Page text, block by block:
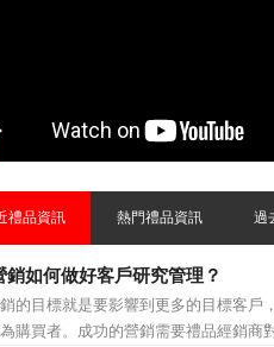
禮品資訊 熱門禮品資訊 過
銷如何做好客戶研究管理？
的目標就是要影響到更多的目標客戶
購買者。成功的營銷需要禮品經銷商